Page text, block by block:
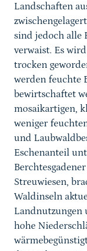
Landschaften
sind jedoch alle
verwaist. Es
trocken
werden feuchte
bewirtschaftet
mosaikartigen,
weniger
und
Eschenanteil
Streuwiesen,
Waldinseln
Landnutzungen
hohe